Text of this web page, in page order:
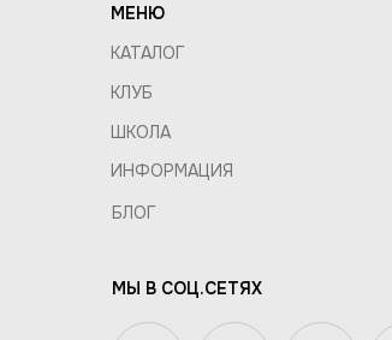
МЕНЮ
КАТАЛОГ
КЛУБ
ШКОЛА
ИНФОРМАЦИЯ
БЛОГ
МЫ В СОЦ.СЕТЯХ